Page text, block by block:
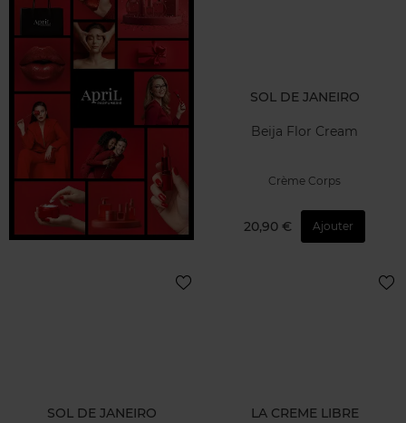
SOL DE JANEIRO
Beija Flor Cream
Crème Corps
20,90 € Ajouter
SOL DE JANEIRO LA CREME LIBRE